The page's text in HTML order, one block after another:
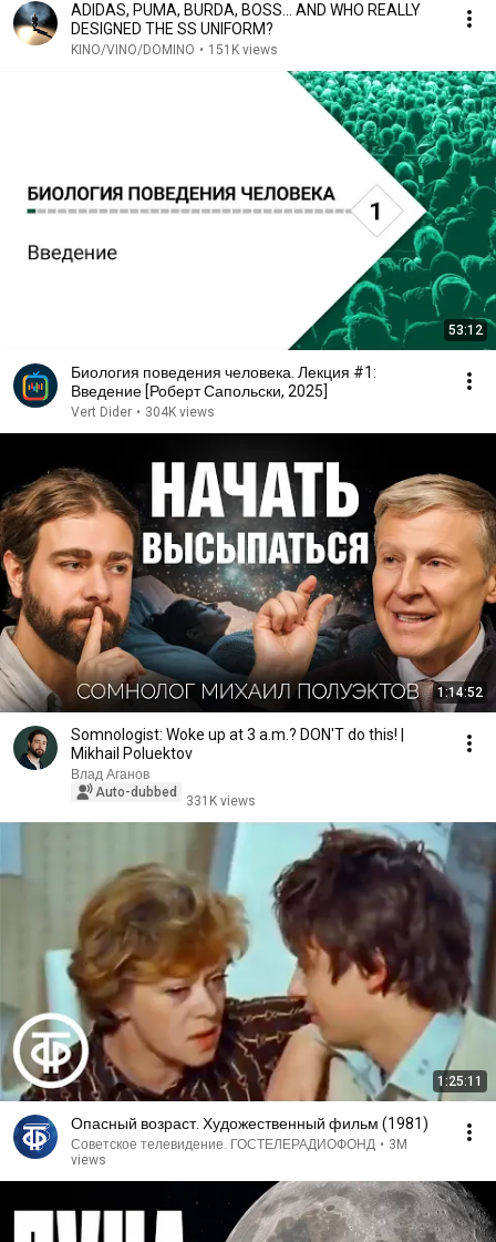
ADIDAS, PUMA, BURDA, BOSS... AND WHO REALLY
DESIGNED THE SS UNIFORM?
KINO/VINO/DOMINO • 151K views
53:12
Биология поведения человека. Лекция #1:
Введение [Роберт Сапольски, 2025]
Vert Dider • 304K views
1:14:52
Somnologist: Woke up at 3 a.m.? DON'T do this! |
Mikhail Poluektov
Влад Аганов
Auto-dubbed
331K views
1:25:11
Опасный возраст. Художественный фильм (1981)
Советское телевидение. ГОСТЕЛЕРАДИОФОНД • 3M
views